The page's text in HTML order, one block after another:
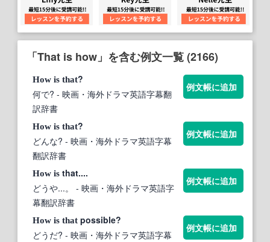
「That is how」を含む例文一覧 (2166)
How is that?
何で? - 映画・海外ドラマ英語字幕翻
訳辞書
例文帳に追加
How is that?
どんな? - 映画・海外ドラマ英語字幕
翻訳辞書
例文帳に追加
How is that....
どうや...。
- 映画・海外ドラマ英語字
幕翻訳辞書
例文帳に追加
How is that possible?
どうだ? - 映画・海外ドラマ英語字幕
例文帳に追加